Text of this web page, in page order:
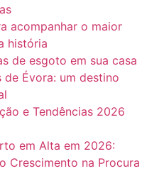
acompanhar o maior
história
de esgoto em sua casa
de Évora: um destino
e Tendências 2026
em Alta em 2026:
Crescimento na Procura